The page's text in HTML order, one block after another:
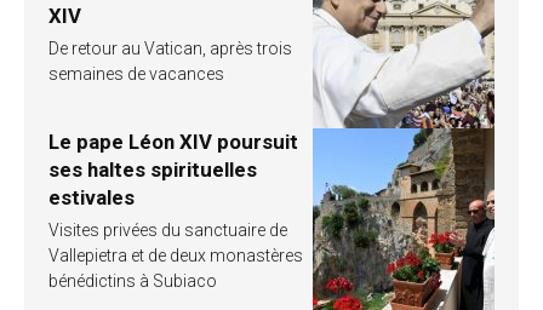
XIV
De retour au Vatican, après trois
semaines de vacances
Le pape Léon XIV poursuit
ses haltes spirituelles
estivales
Visites privées du sanctuaire de
Vallepietra et de deux monastères
bénédictins à Subiaco